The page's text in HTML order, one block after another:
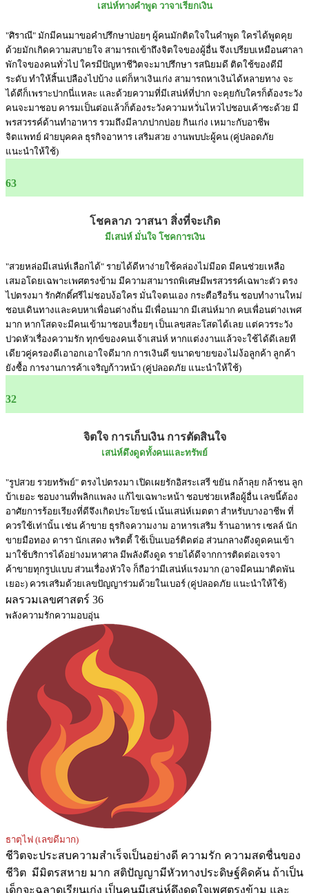
เสน่ห์ทางคำพูด วาจาเรียกเงิน
"ศิราณี" มักมีคนมาขอคำปรึกษาบ่อยๆ ผู้คนมักติดใจในคำพูด ใครได้พูดคุย
ด้วยมักเกิดความสบายใจ สามารถเข้าถึงจิตใจของผู้อื่น จึงเปรียบเหมือนศาลา
พักใจของคนทั่วไป ใครมีปัญหาชีวิตจะมาปรึกษา รสนิยมดี ติดใช้ของดีมี
ระดับ ทำให้สิ้นเปลืองไปบ้าง แต่ก็หาเงินเก่ง สามารถหาเงินได้หลายทาง จะ
ได้ดีก็เพราะปากนี่แหละ และด้วยความที่มีเสน่ห์ที่ปาก จะคุยกับใครก็ต้องระวัง
คนจะมาชอบ คารมเป็นต่อแล้วก็ต้องระวังความหวั่นไหวไปชอบเค้าซะด้วย มี
พรสวรรค์ด้านทำอาหาร รวมถึงมีลาภปากบ่อย กินเก่ง เหมาะกับอาชีพ
จิตแพทย์ ฝ่ายบุคคล ธุรกิจอาหาร เสริมสวย งานพบปะผู้คน (คู่ปลอดภัย
แนะนำให้ใช้)
63
โชคลาภ วาสนา สิ่งที่จะเกิด
มีเสน่ห์ มั่นใจ โชคการเงิน
"สวยหล่อมีเสน่ห์เลือกได้" รายได้ดีหาง่ายใช้คล่องไม่มีอด มีคนช่วยเหลือ
เสมอโดยเฉพาะเพศตรงข้าม มีความสามารถพิเศษมีพรสวรรค์เฉพาะตัว ตรง
ไปตรงมา รักศักดิ์ศรีไม่ชอบง้อใคร มั่นใจตนเอง กระตือรือร้น ชอบทำงานใหม่
ชอบเดินทางและคบหาเพื่อนต่างถิ่น มีเพื่อนมาก มีเสน่ห์มาก คบเพื่อนต่างเพศ
มาก หากโสดจะมีคนเข้ามาชอบเรื่อยๆ เป็นเลขสละโสดได้เลย แต่ควรระวัง
ปวดหัวเรื่องความรัก ทุกข์ของคนเจ้าเสน่ห์ หากแต่งงานแล้วจะใช้ได้ดีเลยที
เดียวคู่ครองดีเอาอกเอาใจดีมาก การเงินดี ขนาดขายของไม่ง้อลูกค้า ลูกค้า
ยังซื้อ การงานการค้าเจริญก้าวหน้า (คู่ปลอดภัย แนะนำให้ใช้)
32
จิตใจ การเก็บเงิน การตัดสินใจ
เสน่ห์ดึงดูดทั้งคนและทรัพย์
"รูปสวย รวยทรัพย์" ตรงไปตรงมา เปิดเผยรักอิสระเสรี ขยัน กล้าลุย กล้าชน ลูก
บ้าเยอะ ชอบงานที่พลิกแพลง แก้ไขเฉพาะหน้า ชอบช่วยเหลือผู้อื่น เลขนี้ต้อง
อาศัยการร้อยเรียงที่ดีจึงเกิดประโยชน์ เน้นเสน่ห์เมตตา สำหรับบางอาชีพ ที่
ควรใช้เท่านั้น เช่น ค้าขาย ธุรกิจความงาม อาหารเสริม ร้านอาหาร เซลล์ นัก
ขายมือทอง ดารา นักเสดง พริตตี้ ใช้เป็นเบอร์ติดต่อ ส่วนกลางดึงดูดคนเข้า
มาใช้บริการได้อย่างมหาศาล มีพลังดึงดูด รายได้ดีจากการติดต่อเจรจา
ค้าขายทุกรูปแบบ ส่วนเรื่องหัวใจ ก็ถือว่ามีเสน่ห์แรงมาก (อาจมีคนมาติดพัน
เยอะ) ควรเสริมด้วยเลขปัญญาร่วมด้วยในเบอร์ (คู่ปลอดภัย แนะนำให้ใช้)
ผลรวมเลขศาสตร์ 36
พลังความรักความอบอุ่น
ธาตุไฟ (เลขดีมาก)
ชีวิตจะประสบความสำเร็จเป็นอย่างดี ความรัก ความสดชื่นของ
ชีวิต มีมิตรสหาย มาก สติปัญญามีหัวทางประดิษฐ์คิดค้น ถ้าเป็น
เด็กจะฉลาดเรียนเก่ง เป็นคนมีเสน่ห์ดึงดูดใจเพศตรงข้าม และ